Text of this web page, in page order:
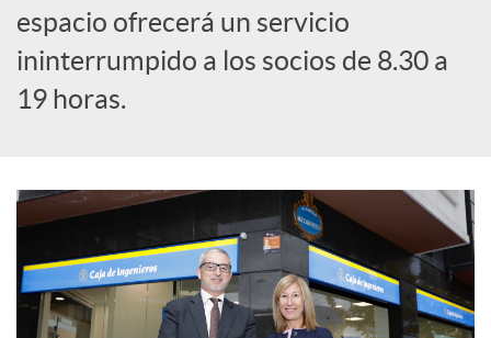
e
s
espacio ofrecerá un servicio
ininterrumpido a los socios de 8.30 a
19 horas.